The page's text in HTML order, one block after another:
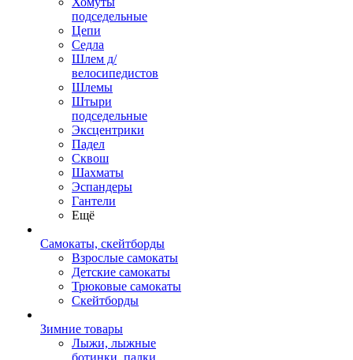
подседельные
Цепи
Седла
Шлем д/
велосипедистов
Шлемы
Штыри
подседельные
Эксцентрики
Падел
Сквош
Шахматы
Эспандеры
Гантели
Ещё
Самокаты, скейтборды
Взрослые самокаты
Детские самокаты
Трюковые самокаты
Скейтборды
Зимние товары
Лыжи, лыжные
ботинки, палки